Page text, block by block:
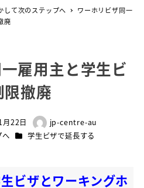
して次のステップへ
ワーホリビザ同一
廃
雇用主と学生ビ
撤廃
22日
著
者
jp-centre-au
へ カテゴリー
学生ビザで延長する
ビザとワーキングホ